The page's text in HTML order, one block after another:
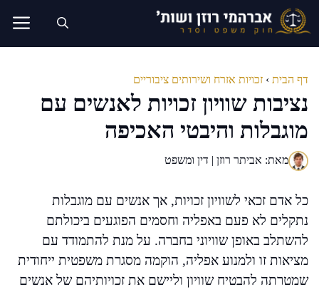
לדלג
לתוכן
דף הבית › זכויות אזרח ושירותים ציבוריים
נציבות שוויון זכויות לאנשים עם
מוגבלות והיבטי האכיפה
מאת: אביתר רוזן | דין ומשפט
כל אדם זכאי לשוויון זכויות, אך אנשים עם מוגבלות
נתקלים לא פעם באפליה וחסמים הפוגעים ביכולתם
להשתלב באופן שוויוני בחברה. על מנת להתמודד עם
מציאות זו ולמנוע אפליה, הוקמה מסגרת משפטית ייחודית
שמטרתה להבטיח שוויון וליישם את זכויותיהם של אנשים